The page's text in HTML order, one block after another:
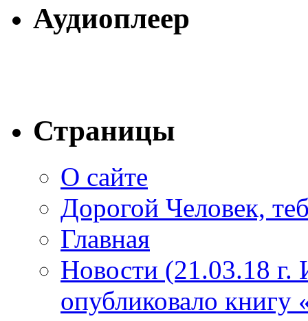
Аудиоплеер
Страницы
О сайте
Дорогой Человек,
Главная
Новости (21.03.18 г.
опубликовало книгу